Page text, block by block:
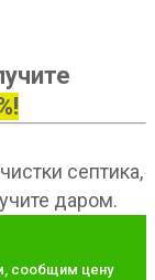
септика,
даром.
сообщим цену